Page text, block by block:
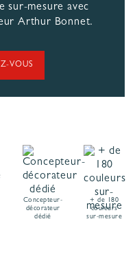
sur-mesure avec
Arthur Bonnet.
VOUS
Concepteur-
décorateur
dédié
+ de 180
couleurs
sur-mesure